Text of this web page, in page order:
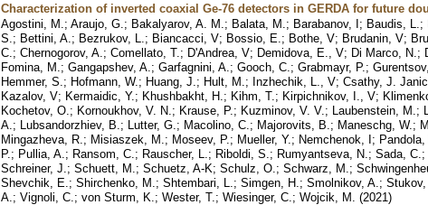
Characterization of inverted coaxial Ge-76 detectors in GERDA for future
Agostini, M. ; Araujo, G. ; Bakalyarov, A. M. ; Balata, M. ; Barabanov, I; Baudis, L. ;
S. ; Bettini, A. ; Bezrukov, L. ; Biancacci, V; Bossio, E. ; Bothe, V; Brudanin, V;
C. ; Chernogorov, A. ; Comellato, T. ; D'Andrea, V; Demidova, E., V; Di Marco, N. ;
Fomina, M. ; Gangapshev, A. ; Garfagnini, A. ; Gooch, C. ; Grabmayr, P. ;
Hemmer, S. ; Hofmann, W. ; Huang, J. ; Hult, M. ; Inzhechik, L., V; Csathy, J.
Kazalov, V; Kermaidic, Y. ; Khushbakht, H. ; Kihm, T. ; Kirpichnikov, I., V;
Kochetov, O. ; Kornoukhov, V. N. ; Krause, P. ; Kuzminov, V. V. ; Laubenstein, M. ;
A. ; Lubsandorzhiev, B. ; Lutter, G. ; Macolino, C. ; Majorovits, B. ; Maneschg, W. ;
Mingazheva, R. ; Misiaszek, M. ; Moseev, P. ; Mueller, Y. ; Nemchenok, I; Pandola,
P. ; Pullia, A. ; Ransom, C. ; Rauscher, L. ; Riboldi, S. ; Rumyantseva, N. ; Sada, C. ;
Schreiner, J. ; Schuett, M. ; Schuetz, A-K; Schulz, O. ; Schwarz, M. ;
Shevchik, E. ; Shirchenko, M. ; Shtembari, L. ; Simgen, H. ; Smolnikov, A. ; Stukov,
A. ; Vignoli, C. ; von Sturm, K. ; Wester, T. ; Wiesinger, C. ; Wojcik, M. (2021)